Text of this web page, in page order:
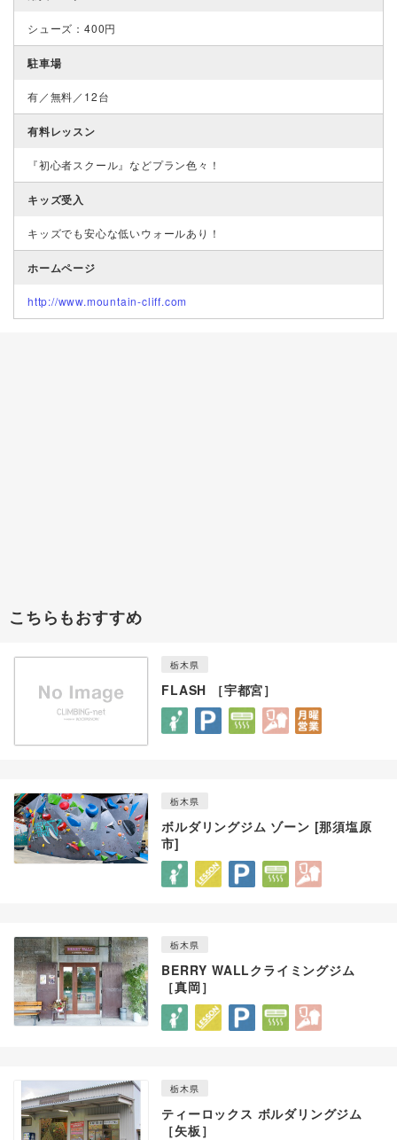
シューズ：400円
駐車場
有／無料／12台
有料レッスン
『初心者スクール』などプラン色々！
キッズ受入
キッズでも安心な低いウォールあり！
ホームページ
http://www.mountain-cliff.com
こちらもおすすめ
栃木県
FLASH ［宇都宮］
栃木県
ボルダリングジム ゾーン [那須塩原
市]
栃木県
BERRY WALLクライミングジム
［真岡］
栃木県
ティーロックス ボルダリングジム
［矢板］